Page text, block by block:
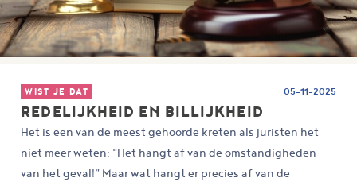
REDELIJKHEID EN BILLIJKHEID
WIST JE DAT 05-11-2025
Het is een van de meest gehoorde kreten als juristen het
niet meer weten: “Het hangt af van de omstandigheden
van het geval!” Maar wat hangt er precies af van de